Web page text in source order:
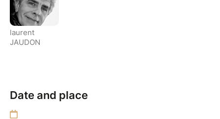
laurent
JAUDON
Date and place